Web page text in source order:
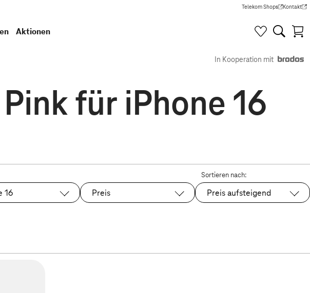
Telekom Shops
(Wird in einem neuen Tab
Kontakt
(Wird in
Aktionen
In Kooperation mit
für iPhone 16
16 Preis
Sortieren nach:
Ausgewählt:
Preis aufsteigend